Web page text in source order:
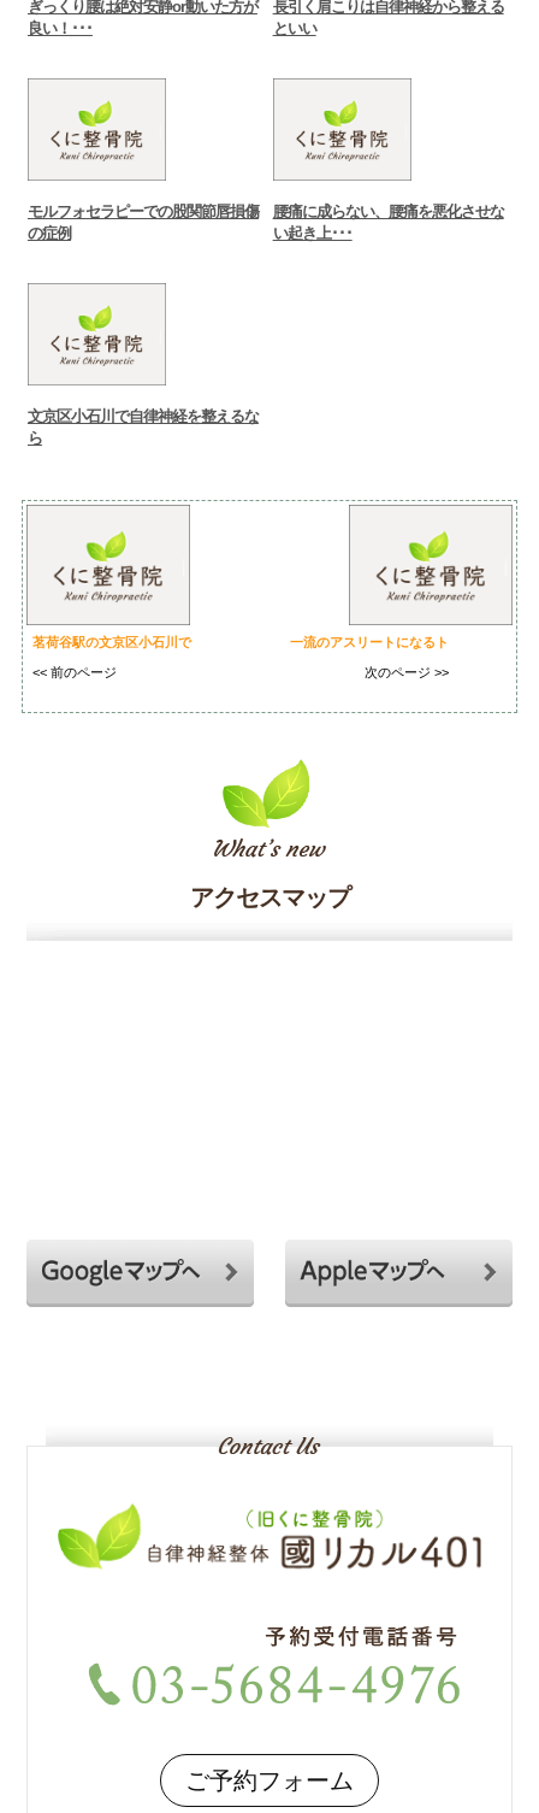
ぎっくり腰は絶対安静or動いた方が
良い！･･･
長引く肩こりは自律神経から整える
といい
モルフォセラピーでの股関節唇損傷
の症例
腰痛に成らない、腰痛を悪化させな
い起き上･･･
文京区小石川で自律神経を整えるな
ら
茗荷谷駅の文京区小石川で
<< 前のページ
一流のアスリートになるト
次のページ >>
アクセスマップ
ご予約フォーム